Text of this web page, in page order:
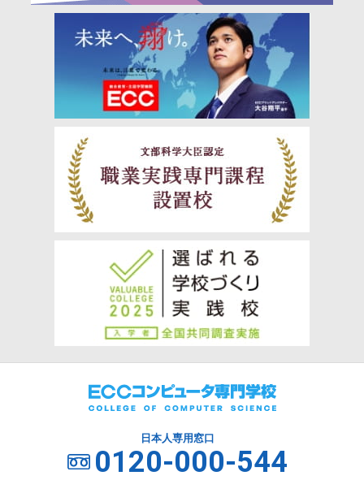
日本人専用窓口
0120-000-544